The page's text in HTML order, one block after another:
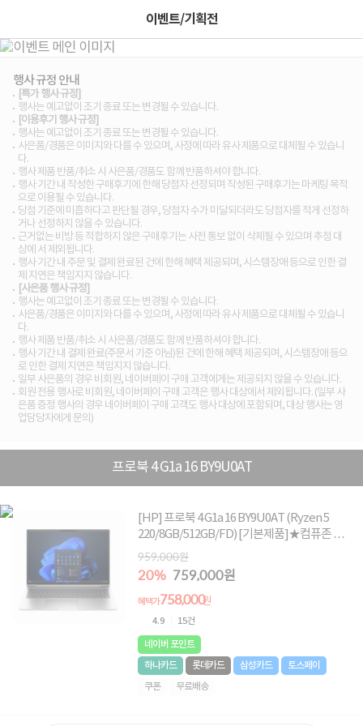
이벤트/기획전
행사 규정 안내
[특가 행사 규정]
행사는 예고없이 조기 종료 또는 변경될 수 있습니다.
[이용후기 행사 규정]
행사는 예고없이 조기 종료 또는 변경될 수 있습니다.
사은품/경품은 이미지와 다를 수 있으며, 사정에 따라 유사 제품으로 대체될 수 있습니
다.
행사 제품 반품/취소 시 사은품/경품도 함께 반품하셔야 합니다.
행사 기간 내 작성한 구매후기에 한해 당첨자 선정되며 작성된 구매후기는 마케팅 목적
으로 이용될 수 있습니다.
당첨 기준에 미흡하다고 판단될 경우, 당첨자 수가 미달되더라도 당첨자를 적게 선정하
거나 선정하지 않을 수 있습니다.
근거없는 비방 등 적합하지 않은 구매후기는 사전 통보 없이 삭제될 수 있으며 추첨 대
상에 서 제외됩니다.
행사 기간 내 주문 및 결제 완료된 건에 한해 혜택 제공되며, 시스템장애 등으로 인한 결
제 지연은 책임지지 않습니다.
[사은품 행사 규정]
행사는 예고없이 조기 종료 또는 변경될 수 있습니다.
사은품/경품은 이미지와 다를 수 있으며, 사정에 따라 유사 제품으로 대체될 수 있습니
다.
행사 제품 반품/취소 시 사은품/경품도 함께 반품하셔야 합니다.
행사 기간 내 결제 완료(주문서 기준 아님)된 건에 한해 혜택 제공되며, 시스템장애 등으
로 인한 결제 지연은 책임지지 않습니다.
일부 사은품의 경우 비회원, 네이버페이 구매 고객에게는 제공되지 않을 수 있습니다.
회원 전용 행사로 비회원, 네이버페이 구매 고객은 행사 대상에서 제외됩니다. (일부 사
은품 증정 행사의 경우 네이버페이 구매 고객도 행사 대상에 포함되며, 대상 행사는 영
업담당자에게 문의)
프로북 4 G1a 16 BY9U0AT
[HP] 프로북 4 G1a 16 BY9U0AT (Ryzen 5
220/8GB/512GB/FD) [기본제품]★컴퓨존 단
독! 한정 수량 할인 ★ADP 1년 무상 보증 제품
★
959,000원
20% 759,000원
혜택가758,000원
4.9 15건
네이버 포인트
하나카드
롯데카드 삼성카드
토스페이
쿠폰
무료배송